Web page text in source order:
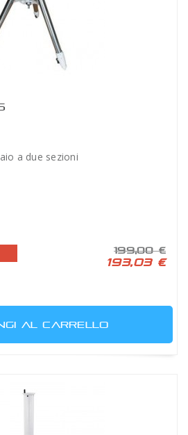
a due sezioni
199,00 €
193,03 €
AL CARRELLO